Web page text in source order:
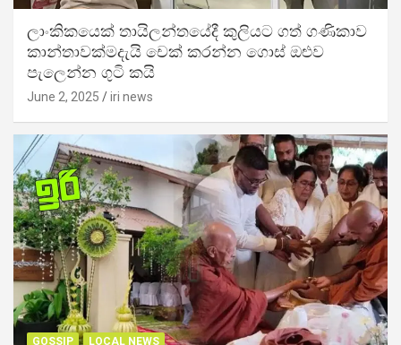
ලාංකිකයෙක් තායිලන්තයේදී කුලියට ගත් ගණිකාව
කාන්තාවක්මදැයි චෙක් කරන්න ගොස් ඔළුව
පැලෙන්න ගුටි කයි
June 2, 2025 iri news
GOSSIP LOCAL NEWS